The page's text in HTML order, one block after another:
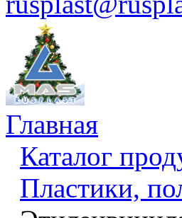
Главная
Каталог
Пластики,